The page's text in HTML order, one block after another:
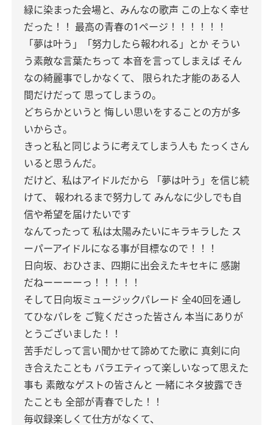
緑に染まった会場と、みんなの歌声 この上なく幸せ
だった！！ 最高の青春の1ページ！！！！！！
「夢は叶う」「努力したら報われる」とか そうい
う素敵な言葉たちって 本音を言ってしまえば そん
なの綺麗事でしかなくて、
限られた才能のある人
間だけだって 思ってしまうの。
どちらかというと 悔しい思いをすることの方が多
いからさ。
きっと私と同じように考えてしまう人も たっくさん
いると思うんだ。
だけど、私はアイドルだから
「夢は叶う」を信じ続
けて、
報われるまで努力して みんなに少しでも自
信や希望を届けたいです
なんてったって 私は太陽みたいにキラキラした ス
ーパーアイドルになる事が目標なので！！！
日向坂、おひさま、四期に出会えたキセキに 感謝
だねーーーーっ！！！！！
そして日向坂ミュージックパレード 全40回を通し
てひなパレを ご覧くださった皆さん 本当にありが
とうございました！！
苦手だしって言い聞かせて諦めてた歌に 真剣に向
き合えたことも バラエティって楽しいなって思えた
事も 素敵なゲストの皆さんと 一緒にネタ披露でき
たことも 全部が青春でした！！
毎収録楽しくて仕方がなくて、